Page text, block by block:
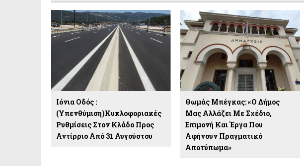
Ιόνια Οδός :
(Υπενθύμιση)Κυκλοφοριακές
Ρυθμίσεις Στον Κλάδο Προς
Αντίρριο Από 31 Αυγούστου
Θωμάς Μπέγκας: «Ο Δήμος
Μας Αλλάζει Με Σχέδιο,
Επιμονή Και Έργα Που
Αφήνουν Πραγματικό
Αποτύπωμα»